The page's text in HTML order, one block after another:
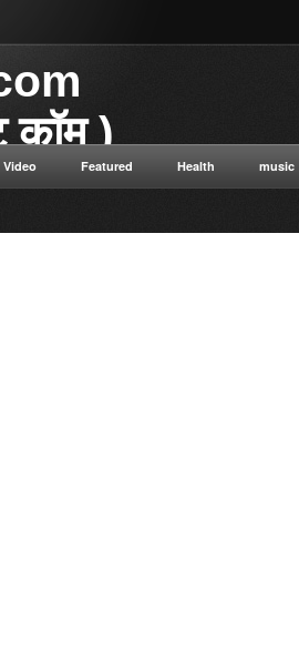
कॉम )
डॉट कॉम विज्ञान से संबंधित
सत्य सनातन संस्कृति नई नई
सेक्स संबंधित रोग एवं उपचार की
Video Featured Health music